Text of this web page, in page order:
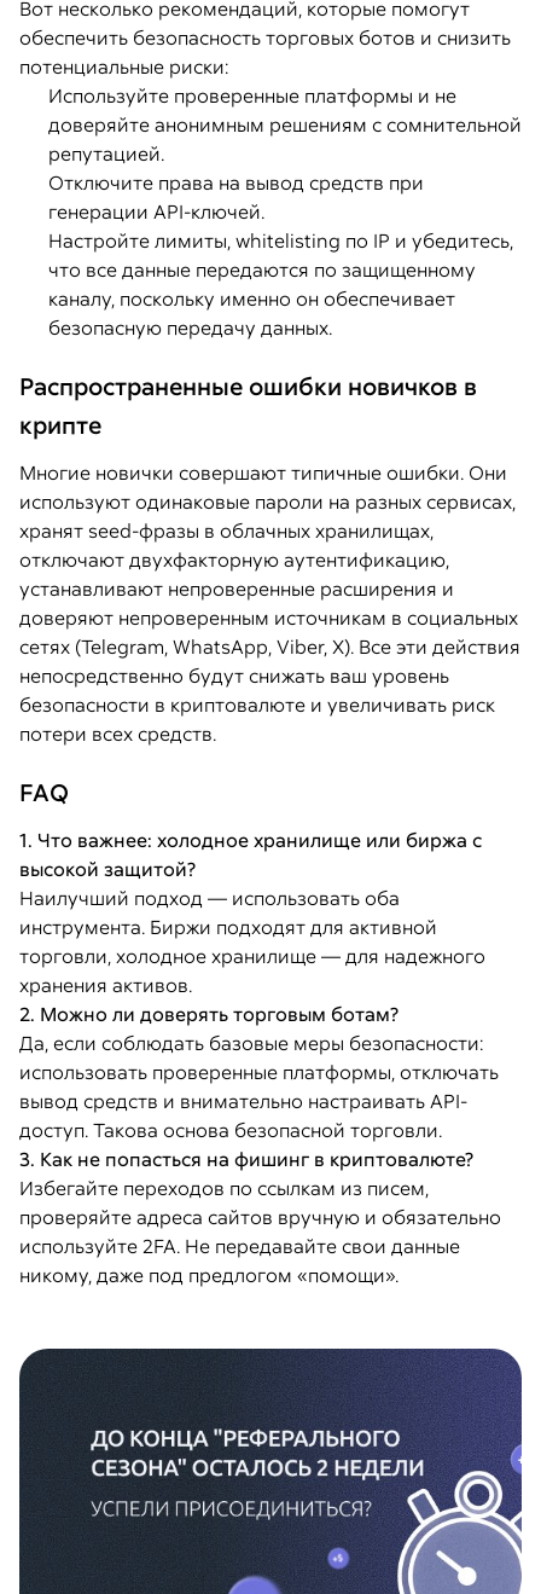
Вот несколько рекомендаций, которые помогут
обеспечить безопасность торговых ботов и снизить
потенциальные риски:
Используйте проверенные платформы и не
доверяйте анонимным решениям с сомнительной
репутацией.
Отключите права на вывод средств при
генерации API-ключей.
Настройте лимиты, whitelisting по IP и убедитесь,
что все данные передаются по защищенному
каналу, поскольку именно он обеспечивает
безопасную передачу данных.
Распространенные ошибки новичков в
крипте
Многие новички совершают типичные ошибки. Они
используют одинаковые пароли на разных сервисах,
хранят seed-фразы в облачных хранилищах,
отключают двухфакторную аутентификацию,
устанавливают непроверенные расширения и
доверяют непроверенным источникам в социальных
сетях (Telegram, WhatsApp, Viber, X). Все эти действия
непосредственно будут снижать ваш уровень
безопасности в криптовалюте и увеличивать риск
потери всех средств.
FAQ
1. Что важнее: холодное хранилище или биржа с
высокой защитой?
Наилучший подход — использовать оба
инструмента. Биржи подходят для активной
торговли, холодное хранилище — для надежного
хранения активов.
2. Можно ли доверять торговым ботам?
Да, если соблюдать базовые меры безопасности:
использовать проверенные платформы, отключать
вывод средств и внимательно настраивать API-
доступ. Такова основа безопасной торговли.
3. Как не попасться на фишинг в криптовалюте?
Избегайте переходов по ссылкам из писем,
проверяйте адреса сайтов вручную и обязательно
используйте 2FA. Не передавайте свои данные
никому, даже под предлогом «помощи».